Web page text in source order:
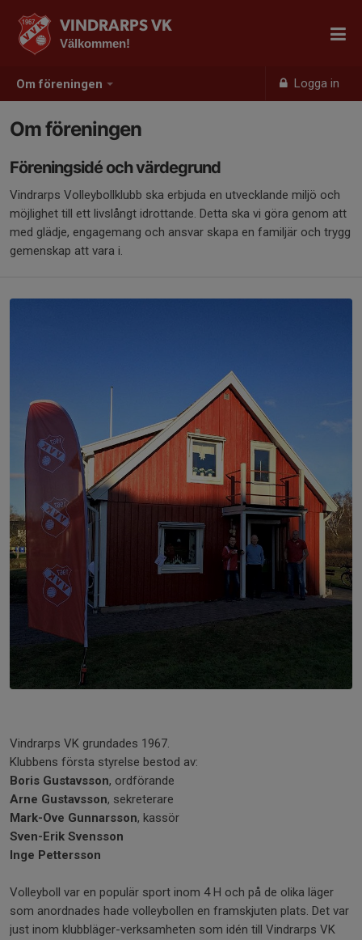
Om föreningen Logga in
VINDRARPS VK
Välkommen!
Om föreningen
Föreningsidé och värdegrund
Vindrarps Volleybollklubb ska erbjuda en utvecklande miljö och
möjlighet till ett livslångt idrottande. Detta ska vi göra genom att
med glädje, engagemang och ansvar skapa en familjär och trygg
gemenskap att vara i.
Vindrarps VK grundades 1967.
Klubbens första styrelse bestod av:
Boris Gustavsson, ordförande
Arne Gustavsson, sekreterare
Mark-Ove Gunnarsson, kassör
Sven-Erik Svensson
Inge Pettersson
Volleyboll var en populär sport inom 4 H och på de olika läger
som anordnades hade volleybollen en framskjuten plats. Det var
just inom klubbläger-verksamheten som idén till Vindrarps VK